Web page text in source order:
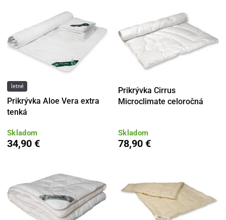
letné
Prikrývka Aloe Vera extra
tenká
Skladom
34,90 €
Prikrývka Cirrus
Microclimate celoročná
Skladom
78,90 €